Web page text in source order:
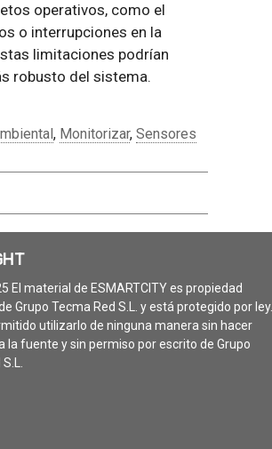
operativos, como el
o interrupciones en la
limitaciones podrían
robusto del sistema.
, Monitorizar, Sensores
El material de ESMARTCITY es propiedad
Grupo Tecma Red S.L. y está protegido por ley.
utilizarlo de ninguna manera sin hacer
la fuente y sin permiso por escrito de Grupo